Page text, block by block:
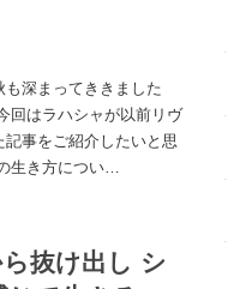
深まってききました
回はラハシャが以前リヴ
記事をご紹介したいと思
生き方につい…
ら抜け出し シ